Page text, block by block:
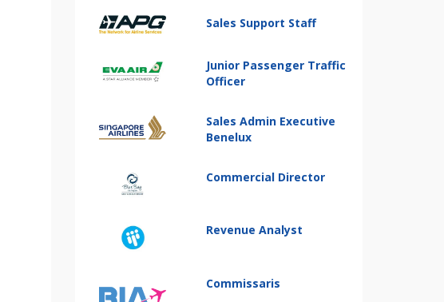
Sales Support Staff
Junior Passenger Traffic
Officer
Sales Admin Executive
Benelux
Commercial Director
Revenue Analyst
Commissaris